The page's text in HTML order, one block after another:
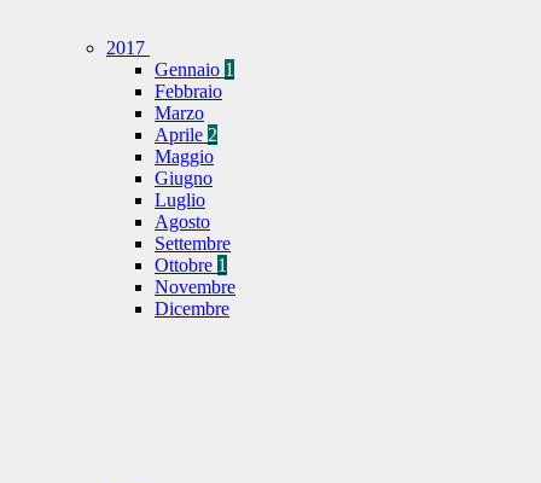
2017
Gennaio 1
Febbraio
Marzo
Aprile 2
Maggio
Giugno
Luglio
Agosto
Settembre
Ottobre 1
Novembre
Dicembre